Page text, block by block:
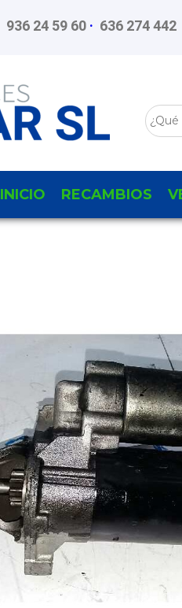
936 24 59 60 · 636 274 442
INICIO RECAMBIOS